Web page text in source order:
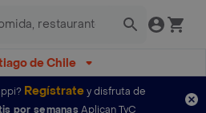
de Chile
Regístratey disfruta de
por semanas Aplican TyC